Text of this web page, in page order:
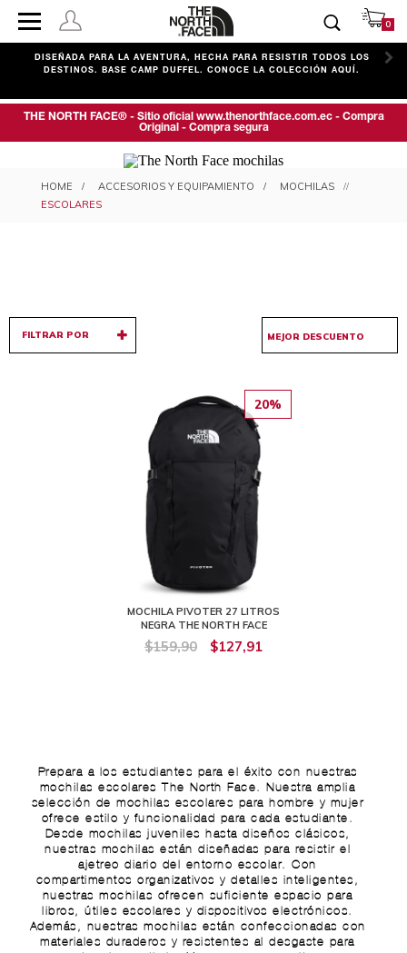
0
DISEÑADA PARA LA AVENTURA, HECHA PARA RESISTIR TODOS LOS
DESTINOS. BASE CAMP DUFFEL. CONOCE LA COLECCIÓN AQUÍ.
THE NORTH FACE® - Sitio oficial www.thenorthface.com.ec - Compra
Original - Compra segura
MOCHILAS ESCOLARES
ACCESORIOS Y EQUIPAMIENTO
MOCHILAS
ESCOLARES
FILTRAR POR
20%
MOCHILA PIVOTER 27 LITROS
NEGRA THE NORTH FACE
$159,90 $127,91
Prepara a los estudiantes para el éxito con nuestras
mochilas escolares The North Face. Nuestra amplia
selección de mochilas escolares para hombre y mujer
ofrece estilo y funcionalidad para cada estudiante.
Desde mochilas juveniles hasta diseños clásicos,
nuestras mochilas están diseñadas para resistir el
ajetreo diario del entorno escolar. Con
compartimentos organizativos y detalles inteligentes,
nuestras mochilas ofrecen suficiente espacio para
libros, útiles escolares y dispositivos electrónicos.
Además, nuestras mochilas están confeccionadas con
materiales duraderos y resistentes al desgaste para